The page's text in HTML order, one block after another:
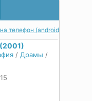
телефон (android) в мп4 в
/ Драмы /